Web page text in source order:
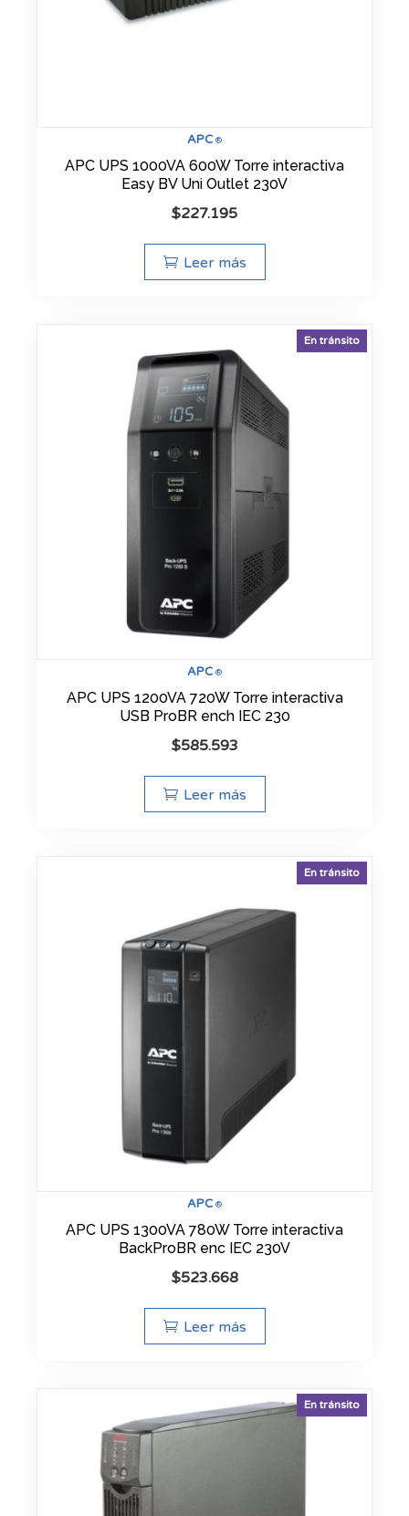
APC ®
APC UPS 1000VA 600W Torre interactiva
Easy BV Uni Outlet 230V
$227.195
Leer más
APC ®
En tránsito
APC UPS 1200VA 720W Torre interactiva
USB ProBR ench IEC 230
$585.593
Leer más
APC ®
En tránsito
APC UPS 1300VA 780W Torre interactiva
BackProBR enc IEC 230V
$523.668
Leer más
En tránsito